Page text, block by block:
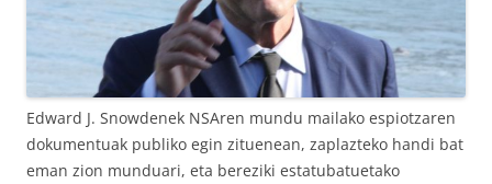
Edward J. Snowdenek NSAren mundu mailako espiotzaren
dokumentuak publiko egin zituenean, zaplazteko handi bat
eman zion munduari, eta bereziki estatubatuetako